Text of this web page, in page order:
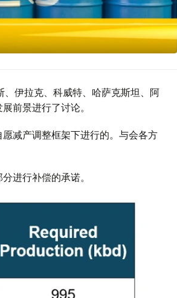
伊拉克、科威特、哈萨克斯坦、阿
前景进行了讨论。
减产调整框架下进行的。与会各方
进行补偿的承诺。